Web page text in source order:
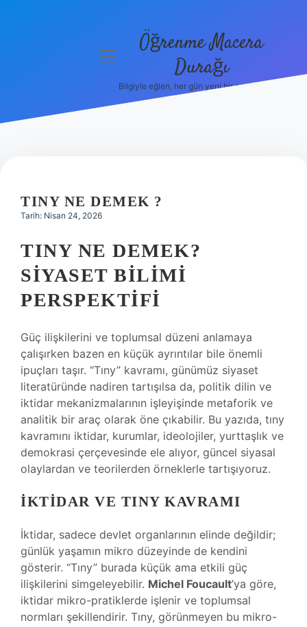
Hakkımızda
menüyü Öğrenme Macera
Durağı
Bilgiyle eğlen, her gün yeni bir şeyler öğren!
TINY NE DEMEK ?
Tarih: Nisan 24, 2026
TINY NE DEMEK?
SIYASET BILIMI
PERSPEKTIFI
Güç ilişkilerini ve toplumsal düzeni anlamaya
çalışırken bazen en küçük ayrıntılar bile önemli
ipuçları taşır. “Tıny” kavramı, günümüz siyaset
literatüründe nadiren tartışılsa da, politik dilin ve
iktidar mekanizmalarının işleyişinde metaforik ve
analitik bir araç olarak öne çıkabilir. Bu yazıda, tıny
kavramını iktidar, kurumlar, ideolojiler, yurttaşlık ve
demokrasi çerçevesinde ele alıyor, güncel siyasal
olaylardan ve teorilerden örneklerle tartışıyoruz.
İKTIDAR VE TINY KAVRAMI
İktidar, sadece devlet organlarının elinde değildir;
günlük yaşamın mikro düzeyinde de kendini
gösterir. “Tıny” burada küçük ama etkili güç
ilişkilerini simgeleyebilir. Michel Foucault’ya göre,
iktidar mikro-pratiklerde işlenir ve toplumsal
normları şekillendirir. Tıny, görünmeyen bu mikro-